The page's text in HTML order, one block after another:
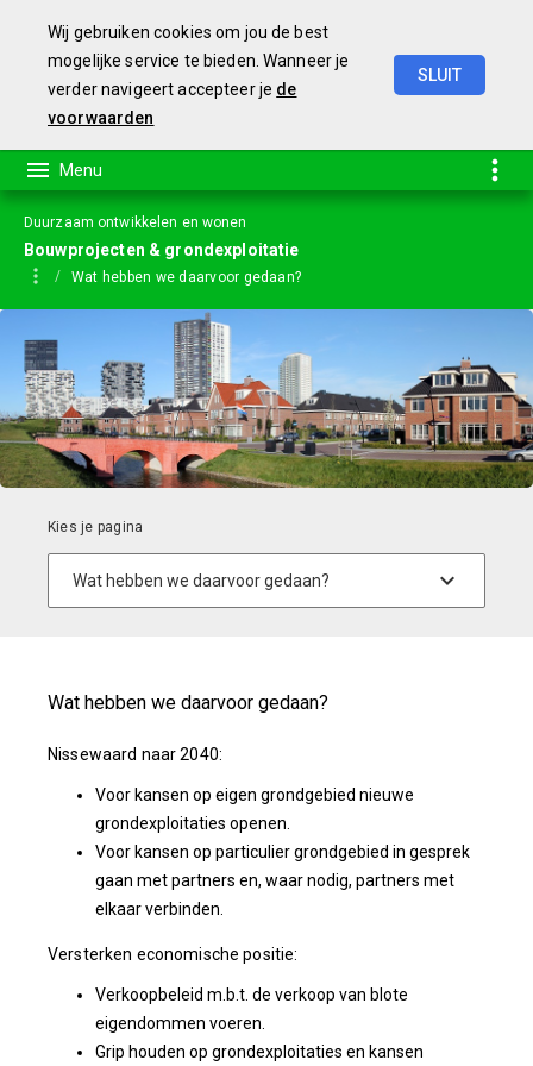
Wij gebruiken cookies om jou de best
mogelijke service te bieden. Wanneer je
verder navigeert accepteer je de
voorwaarden
SLUIT
Duurzaam ontwikkelen en wonen
Bouwprojecten & grondexploitatie
Wat hebben we daarvoor gedaan?
Wat hebben we daarvoor gedaan?
Nissewaard naar 2040:
Voor kansen op eigen grondgebied nieuwe
grondexploitaties openen.
Voor kansen op particulier grondgebied in gesprek
gaan met partners en, waar nodig, partners met
elkaar verbinden.
Versterken economische positie:
Verkoopbeleid m.b.t. de verkoop van blote
eigendommen voeren.
Grip houden op grondexploitaties en kansen